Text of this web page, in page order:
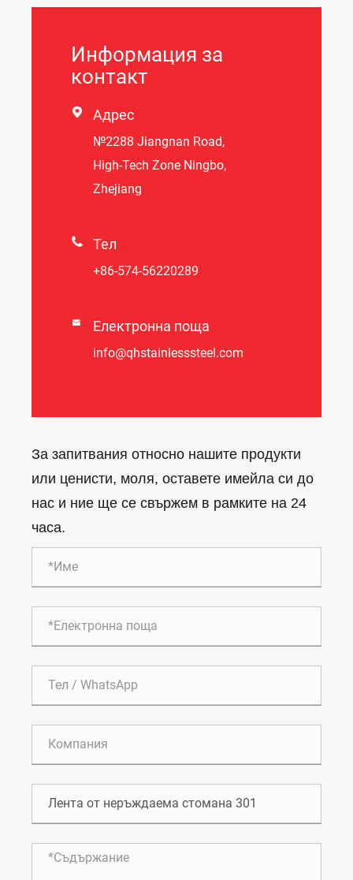
Информация за
контакт
 Адрес
№2288 Jiangnan Road,
High-Tech Zone Ningbo,
Zhejiang
 Тел
+86-574-56220289
 Електронна поща
info@qhstainlesssteel.com
За запитвания относно нашите продукти
или ценисти, моля, оставете имейла си до
нас и ние ще се свържем в рамките на 24
часа.